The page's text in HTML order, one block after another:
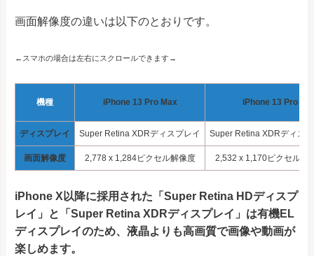
画面解像度の違いは以下のとおりです。
←スマホの場合は左右にスクロールできます→
機種 iPhone 13 Pro Max iPhone 13 Pro
ディスプレイ Super Retina XDRディスプレイ Super Retina XDRディス
画面解像度 2,778 x 1,284ピクセル解像度 2,532 x 1,170ピクセル解
iPhone X以降に採用された「Super Retina HDディスプ
レイ」と「Super Retina XDRディスプレイ」は有機EL
ディスプレイのため、液晶よりも高画質で画像や動画が
楽しめます。